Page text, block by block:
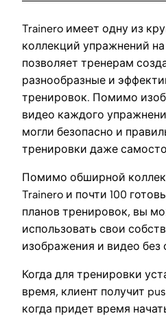
Trainero имеет одну из
коллекций упражнений
позволяет тренерам
разнообразные и
тренировок. Помимо
видео каждого
могли безопасно и
тренировки даже
Помимо обширной
Trainero и почти 100
планов тренировок, вы
использовать свои
изображения и видео без
Когда для тренировки
время, клиент получит
когда придет время